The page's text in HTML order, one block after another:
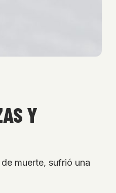
Y
muerte, sufrió una